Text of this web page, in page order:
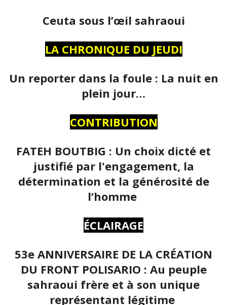
Ceuta sous l’œil sahraoui
LA CHRONIQUE DU JEUDI
Un reporter dans la foule : La nuit en
plein jour…
CONTRIBUTION
FATEH BOUTBIG : Un choix dicté et
justifié par l'engagement, la
détermination et la générosité de
l’homme
ÉCLAIRAGE
53e ANNIVERSAIRE DE LA CRÉATION
DU FRONT POLISARIO : Au peuple
sahraoui frère et à son unique
représentant légitime